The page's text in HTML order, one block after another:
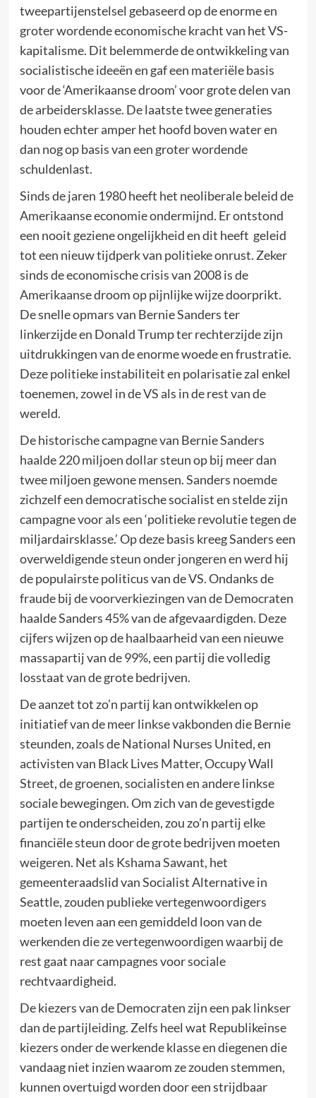
tweepartijenstelsel gebaseerd op de enorme en
groter wordende economische kracht van het VS-
kapitalisme. Dit belemmerde de ontwikkeling van
socialistische ideeën en gaf een materiële basis
voor de ‘Amerikaanse droom’ voor grote delen van
de arbeidersklasse. De laatste twee generaties
houden echter amper het hoofd boven water en
dan nog op basis van een groter wordende
schuldenlast.
Sinds de jaren 1980 heeft het neoliberale beleid de
Amerikaanse economie ondermijnd. Er ontstond
een nooit geziene ongelijkheid en dit heeft geleid
tot een nieuw tijdperk van politieke onrust. Zeker
sinds de economische crisis van 2008 is de
Amerikaanse droom op pijnlijke wijze doorprikt.
De snelle opmars van Bernie Sanders ter
linkerzijde en Donald Trump ter rechterzijde zijn
uitdrukkingen van de enorme woede en frustratie.
Deze politieke instabiliteit en polarisatie zal enkel
toenemen, zowel in de VS als in de rest van de
wereld.
De historische campagne van Bernie Sanders
haalde 220 miljoen dollar steun op bij meer dan
twee miljoen gewone mensen. Sanders noemde
zichzelf een democratische socialist en stelde zijn
campagne voor als een ‘politieke revolutie tegen de
miljardairsklasse.’ Op deze basis kreeg Sanders een
overweldigende steun onder jongeren en werd hij
de populairste politicus van de VS. Ondanks de
fraude bij de voorverkiezingen van de Democraten
haalde Sanders 45% van de afgevaardigden. Deze
cijfers wijzen op de haalbaarheid van een nieuwe
massapartij van de 99%, een partij die volledig
losstaat van de grote bedrijven.
De aanzet tot zo’n partij kan ontwikkelen op
initiatief van de meer linkse vakbonden die Bernie
steunden, zoals de National Nurses United, en
activisten van Black Lives Matter, Occupy Wall
Street, de groenen, socialisten en andere linkse
sociale bewegingen. Om zich van de gevestigde
partijen te onderscheiden, zou zo’n partij elke
financiële steun door de grote bedrijven moeten
weigeren. Net als Kshama Sawant, het
gemeenteraadslid van Socialist Alternative in
Seattle, zouden publieke vertegenwoordigers
moeten leven aan een gemiddeld loon van de
werkenden die ze vertegenwoordigen waarbij de
rest gaat naar campagnes voor sociale
rechtvaardigheid.
De kiezers van de Democraten zijn een pak linkser
dan de partijleiding. Zelfs heel wat Republikeinse
kiezers onder de werkende klasse en diegenen die
vandaag niet inzien waarom ze zouden stemmen,
kunnen overtuigd worden door een strijdbaar